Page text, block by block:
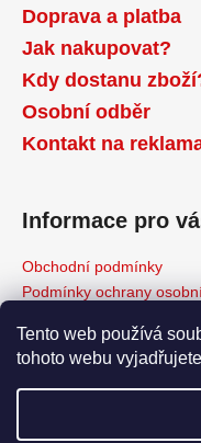
Tento web používá
tohoto webu
Doprava a platba
Jak nakupovat?
Kdy dostanu
Osobní odběr
Kontakt na
Informace pro
Obchodní podmínky
Podmínky ochrany
Odstoupení od kupní
Napište nám
Moje objednávka